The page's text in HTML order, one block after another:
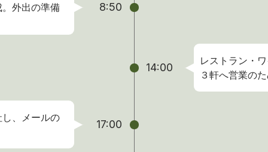
8:50
外出の準備
14:00
レストラン・
３軒へ営業の
17:00
、メールの